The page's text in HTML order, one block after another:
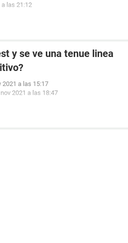
las 21:12
y se ve una tenue linea
2021 a las 15:17
2021 a las 18:47